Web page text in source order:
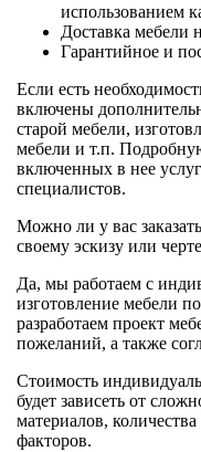
использованием
Доставка мебели
Гарантийное и
Если есть
включены
старой мебели,
мебели и т.п.
включенных в нее
специалистов.
Можно ли у вас
своему эскизу или
Да, мы работаем с
изготовление мебели
разработаем проект
пожеланий, а также
Стоимость
будет зависеть от
материалов,
факторов.